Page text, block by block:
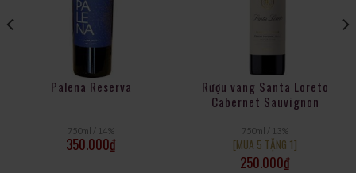
Palena Reserva
750ml / 14%
350.000₫
Rượu vang Santa Loreto
Cabernet Sauvignon
750ml / 13%
[MUA 5 TẶNG 1]
250.000₫